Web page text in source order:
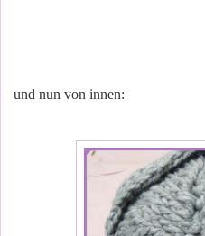
und nun von innen: